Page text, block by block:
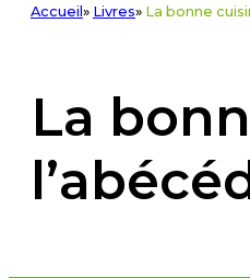
Accueil » Livres» La bonne
La